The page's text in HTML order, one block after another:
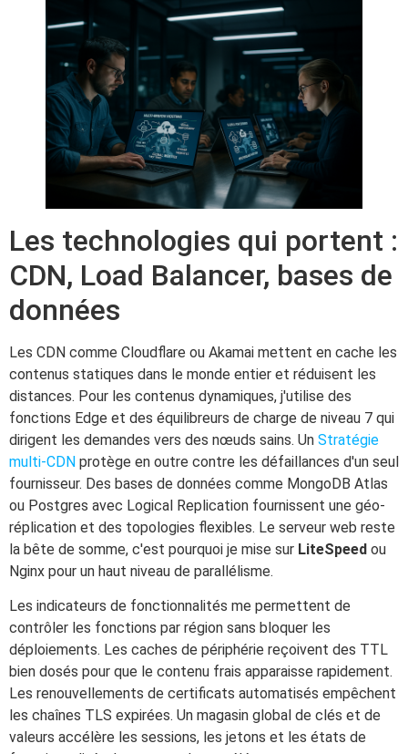
Les technologies qui portent :
CDN, Load Balancer, bases de
données
Les CDN comme Cloudflare ou Akamai mettent en cache les
contenus statiques dans le monde entier et réduisent les
distances. Pour les contenus dynamiques, j'utilise des
fonctions Edge et des équilibreurs de charge de niveau 7 qui
dirigent les demandes vers des nœuds sains. Un Stratégie
multi-CDN protège en outre contre les défaillances d'un seul
fournisseur. Des bases de données comme MongoDB Atlas
ou Postgres avec Logical Replication fournissent une géo-
réplication et des topologies flexibles. Le serveur web reste
la bête de somme, c'est pourquoi je mise sur LiteSpeed ou
Nginx pour un haut niveau de parallélisme.
Les indicateurs de fonctionnalités me permettent de
contrôler les fonctions par région sans bloquer les
déploiements. Les caches de périphérie reçoivent des TTL
bien dosés pour que le contenu frais apparaisse rapidement.
Les renouvellements de certificats automatisés empêchent
les chaînes TLS expirées. Un magasin global de clés et de
valeurs accélère les sessions, les jetons et les états de